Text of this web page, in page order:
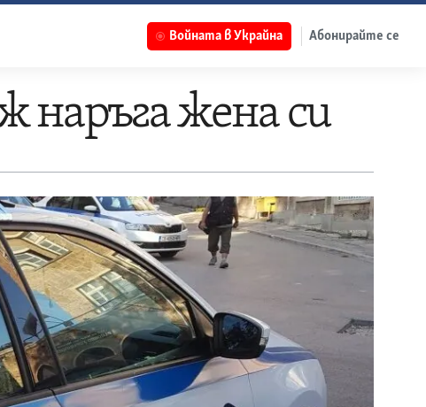
Войната в Украйна Абонирайте се
наръга жена си